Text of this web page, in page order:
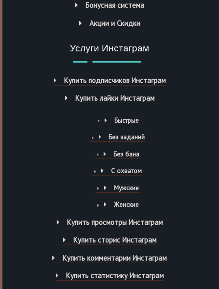
Бонусная система
Акции и Скидки
Услуги Инстаграм
Купить подписчиков Инстаграм
Купить лайки Инстаграм
Быстрые
Без заданий
Без бана
С охватом
Мужские
Женские
Купить просмотры Инстаграм
Купить сторис Инстаграм
Купить комментарии Инстаграм
Купить статистику Инстаграм